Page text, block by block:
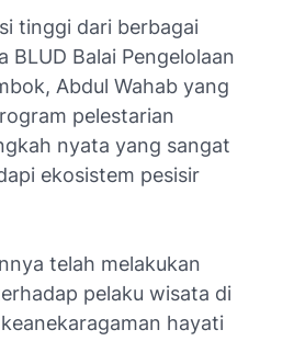
tinggi dari berbagai
Balai Pengelolaan
Abdul Wahab yang
pelestarian
nyata yang sangat
ekosistem pesisir
telah melakukan
pelaku wisata di
hayati